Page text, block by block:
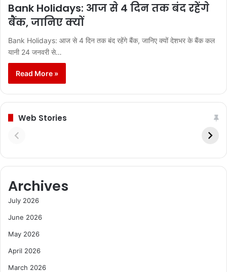
Bank Holidays: आज से 4 दिन तक बंद रहेंगे
बैंक, जानिए क्यों
Bank Holidays: आज से 4 दिन तक बंद रहेंगे बैंक, जानिए क्यों देशभर के बैंक कल
यानी 24 जनवरी से…
Read More »
Web Stories
Archives
July 2026
June 2026
May 2026
April 2026
March 2026